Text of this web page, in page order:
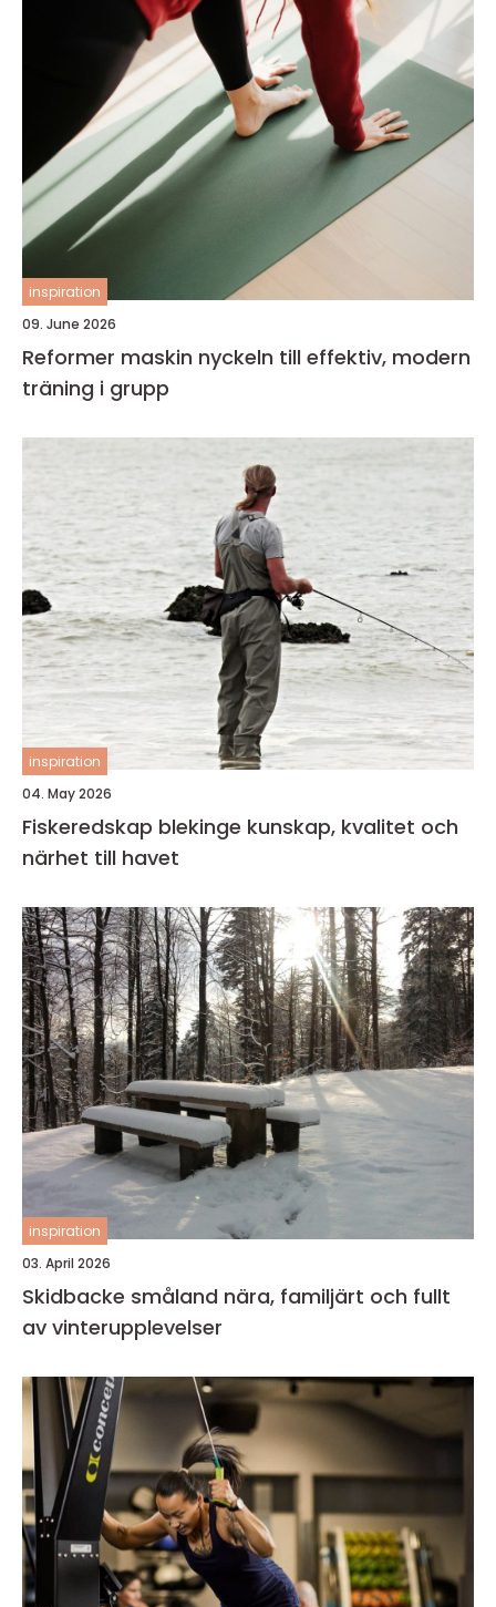
inspiration
09. June 2026
Reformer maskin nyckeln till effektiv, modern
träning i grupp
inspiration
04. May 2026
Fiskeredskap blekinge kunskap, kvalitet och
närhet till havet
inspiration
03. April 2026
Skidbacke småland nära, familjärt och fullt
av vinterupplevelser